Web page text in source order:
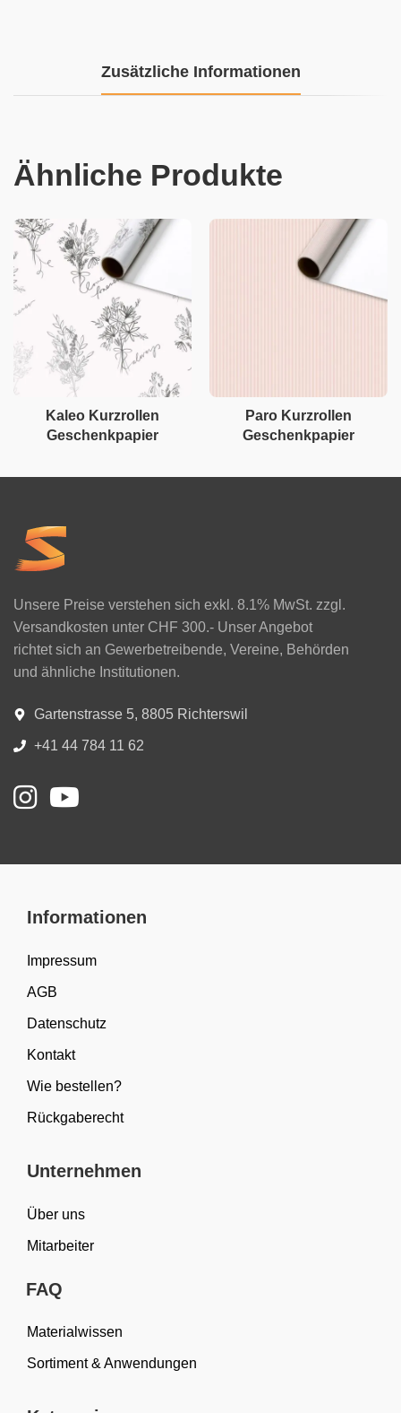
Zusätzliche Informationen
Ähnliche Produkte
Kaleo Kurzrollen
Geschenkpapier
Paro Kurzrollen
Geschenkpapier
Unsere Preise verstehen sich exkl. 8.1% MwSt. zzgl.
Versandkosten unter CHF 300.- Unser Angebot
richtet sich an Gewerbetreibende, Vereine, Behörden
und ähnliche Institutionen.
Gartenstrasse 5, 8805 Richterswil
+41 44 784 11 62
Informationen
Impressum
AGB
Datenschutz
Kontakt
Wie bestellen?
Rückgaberecht
Unternehmen
Über uns
Mitarbeiter
FAQ
Materialwissen
Sortiment & Anwendungen